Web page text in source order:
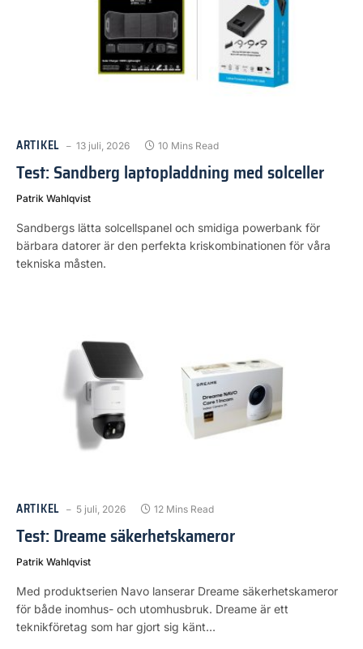
ARTIKEL 13 juli, 2026 10 Mins Read
Test: Sandberg laptopladdning med solceller
Patrik Wahlqvist
Sandbergs lätta solcellspanel och smidiga powerbank för
bärbara datorer är den perfekta kriskombinationen för våra
tekniska måsten.
ARTIKEL 5 juli, 2026 12 Mins Read
Test: Dreame säkerhetskameror
Patrik Wahlqvist
Med produktserien Navo lanserar Dreame säkerhetskameror
för både inomhus- och utomhusbruk. Dreame är ett
teknikföretag som har gjort sig känt…